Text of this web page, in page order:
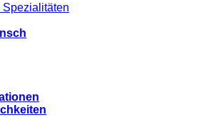
Spezialitäten